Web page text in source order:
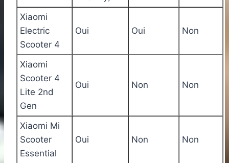
Xiaomi
Electric
Scooter 4
Oui Oui Non
Xiaomi
Scooter 4
Lite 2nd
Gen
Oui Non Non
Xiaomi Mi
Scooter
Essential
Oui Non Non